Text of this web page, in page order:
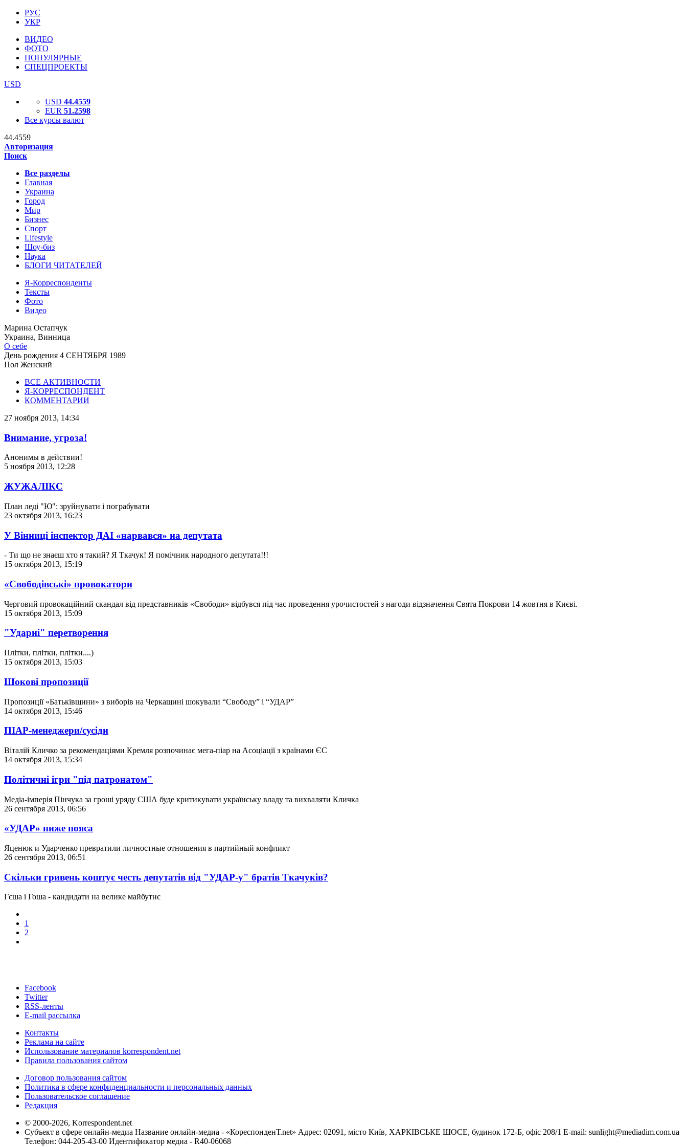
РУС
УКР
ВИДЕО
ФОТО
ПОПУЛЯРНЫЕ
СПЕЦПРОЕКТЫ
USD
USD 44.4559
EUR 51.2598
Все курсы валют
44.4559
Авторизация
Поиск
Все разделы
Главная
Украина
Город
Мир
Бизнес
Спорт
Lifestyle
Шоу-биз
Наука
БЛОГИ ЧИТАТЕЛЕЙ
Я-Корреспонденты
Тексты
Фото
Видео
Марина Остапчук
Украина, Винница
О себе
День рождения 4 СЕНТЯБРЯ 1989
Пол Женский
ВСЕ АКТИВНОСТИ
Я-КОРРЕСПОНДЕНТ
КОММЕНТАРИИ
27 ноября 2013, 14:34
Внимание, угроза!
Анонимы в действии!
5 ноября 2013, 12:28
ЖУЖАЛІКС
План леді "Ю": зруйнувати і пограбувати
23 октября 2013, 16:23
У Вінниці інспектор ДАІ «нарвався» на депутата
- Ти що не знаєш хто я такий? Я Ткачук! Я помічник народного депутата!!!
15 октября 2013, 15:19
«Свободівські» провокатори
Черговий провокаційний скандал від представників «Свободи» відбувся під час проведення урочистостей з нагоди відзначення Свята Покрови 14 жовтня в Києві.
15 октября 2013, 15:09
"Ударні" перетворення
Плітки, плітки, плітки....)
15 октября 2013, 15:03
Шокові пропозиції
Пропозиції «Батьківщини» з виборів на Черкащині шокували “Свободу” і “УДАР”
14 октября 2013, 15:46
ПІАР-менеджери/сусіди
Віталій Кличко за рекомендаціями Кремля розпочинає мега-піар на Асоціації з країнами ЄС
14 октября 2013, 15:34
Політичні ігри "під патронатом"
Медіа-імперія Пінчука за гроші уряду США буде критикувати українську владу та вихваляти Кличка
26 сентября 2013, 06:56
«УДАР» ниже пояса
Яценюк и Ударченко превратили личностные отношения в партийный конфликт
26 сентября 2013, 06:51
Скільки гривень коштує честь депутатів від "УДАР-у" братів Ткачуків?
Гєша і Гоша - кандидати на велике майбутнє
1
2
Facebook
Twitter
RSS-ленты
E-mail рассылка
Контакты
Реклама на сайте
Использование материалов korrespondent.net
Правила пользования сайтом
Договор пользования сайтом
Политика в сфере конфиденциальности и персональных данных
Пользовательское соглашение
Редакция
© 2000-2026, Korrespondent.net
Субъект в сфере онлайн-медиа Название онлайн-медиа - «КореспонденТ.net» Адрес: 02091, місто Київ, ХАРКІВСЬКЕ ШОСЕ, будинок 172-Б, офіс 208/1 E-mail: sunlight@mediadim.com.ua
Телефон: 044-205-43-00 Идентификатор медиа - R40-06068